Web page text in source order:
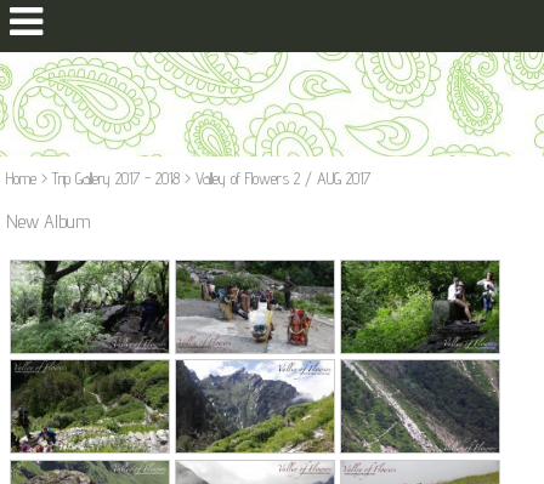
Home>Trip Gallery 2017 - 2018> Valley of Flowers 2 / AUG 2017
New Album